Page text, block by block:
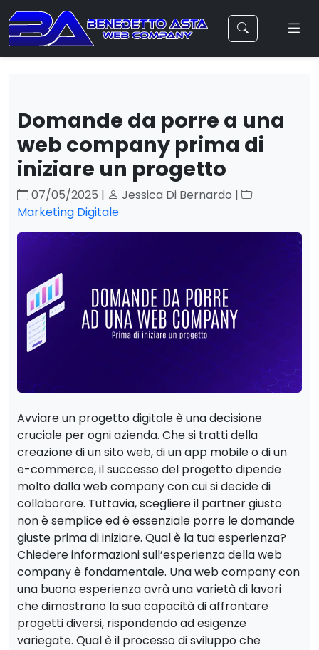
Domande da porre a una
web company prima di
iniziare un progetto
07/05/2025 |
Jessica Di Bernardo |
Marketing Digitale
Avviare un progetto digitale è una decisione
cruciale per ogni azienda. Che si tratti della
creazione di un sito web, di un app mobile o di un
e-commerce, il successo del progetto dipende
molto dalla web company con cui si decide di
collaborare. Tuttavia, scegliere il partner giusto
non è semplice ed è essenziale porre le domande
giuste prima di iniziare. Qual è la tua esperienza?
Chiedere informazioni sull’esperienza della web
company è fondamentale. Una web company con
una buona esperienza avrà una varietà di lavori
che dimostrano la sua capacità di affrontare
progetti diversi, rispondendo ad esigenze
variegate. Qual è il processo di sviluppo che